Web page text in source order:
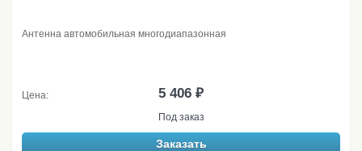
Антенна автомобильная многодиапазонная
Цена: 5 406 ₽
Под заказ
Заказать